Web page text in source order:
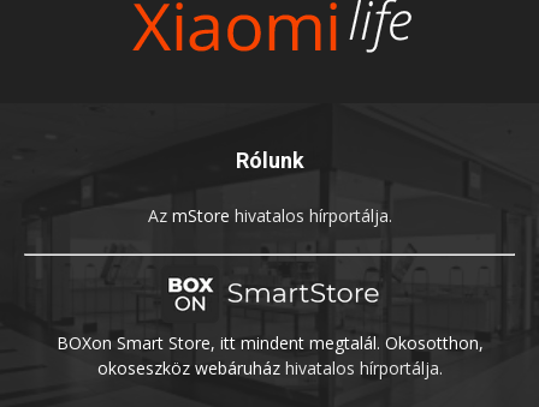
Rólunk
Az mStore hivatalos hírportálja.
BOXon Smart Store, itt mindent megtalál. Okosotthon,
okoseszköz webáruházhivatalos hírportálja.